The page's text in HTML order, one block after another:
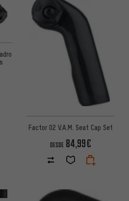
de 5 basada en 5 reseñas
Factor O2 V.A.M. Seat Cap Set
DESDE 84,99€